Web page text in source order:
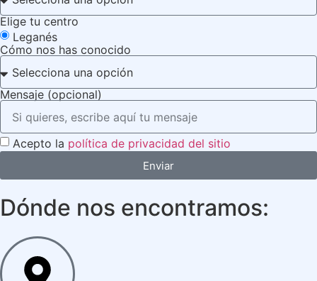
Elige tu centro
Leganés
Cómo nos has conocido
Mensaje (opcional)
Acepto la política de privacidad del sitio
Enviar
Dónde nos encontramos: